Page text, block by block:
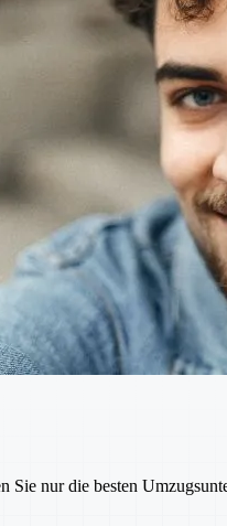
Sie nur die besten